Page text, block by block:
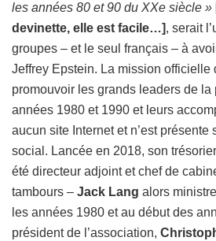
les années 80 et 90 du XXe siècle »
devinette, elle est facile…], serait
groupes – et le seul français – à
Jeffrey Epstein. La mission officielle
promouvoir les grands leaders de
années 1980 et 1990 et leurs
aucun site Internet et n’est présente
social. Lancée en 2018, son
été directeur adjoint et chef de
tambours – Jack Lang alors
les années 1980 et au début des
président de l’association,